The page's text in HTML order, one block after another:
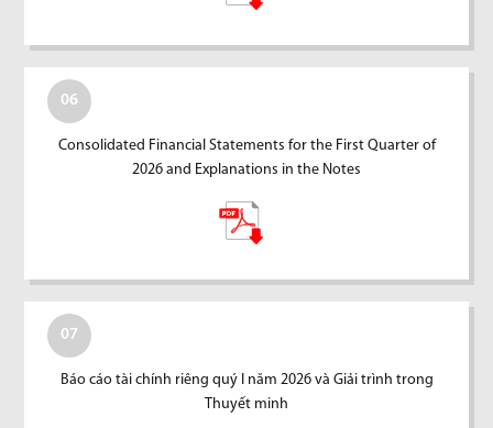
06
Consolidated Financial Statements for the First Quarter of
2026 and Explanations in the Notes
07
Báo cáo tài chính riêng quý I năm 2026 và Giải trình trong
Thuyết minh